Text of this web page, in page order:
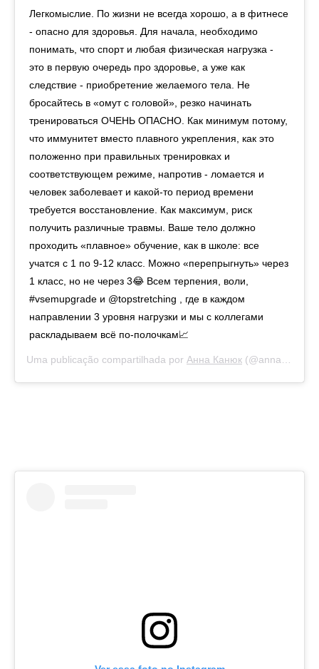
Легкомыслие. По жизни не всегда хорошо, а в фитнесе
- опасно для здоровья. Для начала, необходимо
понимать, что спорт и любая физическая нагрузка -
это в первую очередь про здоровье, а уже как
следствие - приобретение желаемого тела. Не
бросайтесь в «омут с головой», резко начинать
тренироваться ОЧЕНЬ ОПАСНО. Как минимум потому,
что иммунитет вместо плавного укрепления, как это
положенно при правильных тренировках и
соответствующем режиме, напротив - ломается и
человек заболевает и какой-то период времени
требуется восстановление. Как максимум, риск
получить различные травмы. Ваше тело должно
проходить «плавное» обучение, как в школе: все
учатся с 1 по 9-12 класс. Можно «перепрыгнуть» через
1 класс, но не через 3😂 Всем терпения, воли,
#vsemupgrade и @topstretching , где в каждом
направлении 3 уровня нагрузки и мы с коллегами
раскладываем всё по-полочкам📈
Uma publicação compartilhada por Анна Канюк (@anna_kanyuk) em